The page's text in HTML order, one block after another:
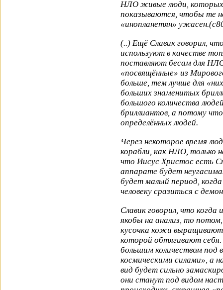
НЛО живые люди, которых
показываются, чтобы те
«инопланетян»
(..) Ещё Славик говорил,
используют в качестве
поставляют бесам для
«посвящённые» из
больше, тем лучше для
больших знаменитых
большого количества
бриллиантов, а потому
определённых людей.
Через некоторое время
корабли, как НЛО, только
что Иисус Христос есть
аппарате будет
будет малый период,
человеку сразиться с
Славик говорил, что когда
якобы на анализ, то
кусочка кожи выращивают
которой обтягивают
большим количеством под
космическими силами», а
вид будет сильно
они станут под видом